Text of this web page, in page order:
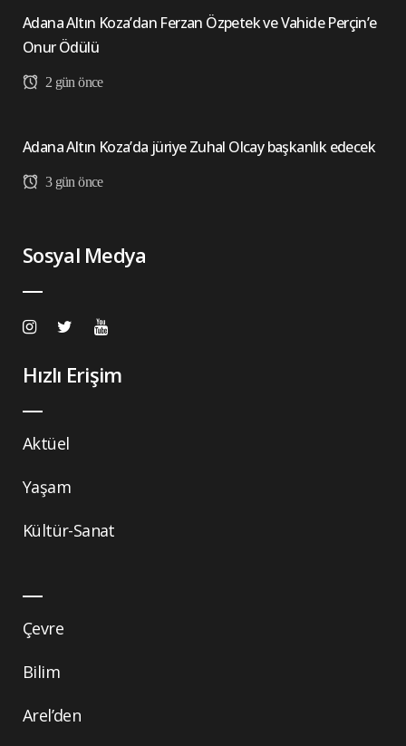
Adana Altın Koza’dan Ferzan Özpetek ve Vahide Perçin’e
Onur Ödülü
2 gün önce
Adana Altın Koza’da jüriye Zuhal Olcay başkanlık edecek
3 gün önce
Sosyal Medya
Hızlı Erişim
Aktüel
Yaşam
Kültür-Sanat
Çevre
Bilim
Arel’den